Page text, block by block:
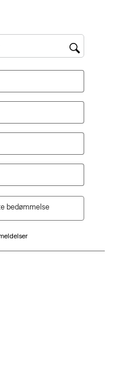
efter søgeregion
bedømmelse